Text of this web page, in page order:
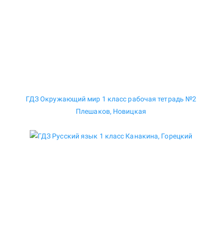
ГДЗ Окружающий мир 1 класс рабочая тетрадь №2
Плешаков, Новицкая